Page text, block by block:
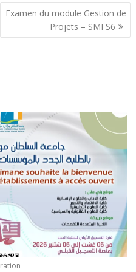
Examen du module Gestion de
Projets – SMI S6